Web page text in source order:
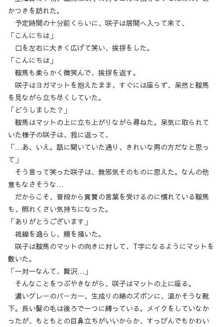
かつきを訪れた。
予定時間の十分前くらいに、咲子は居間へ入って来て、
「こんにちは」
口を左右に大きく広げて笑い、挨拶をした。
「こんにちは」
鞍馬も柔らかく微笑んで、挨拶を返す。
咲子はヨガマットを抱えたまま、すぐには座らず、呆然と鞍馬
を見ながら立ち尽くしていた。
「どうしました？」
鞍馬はマットの上に立ち上がりながら尋ねた。呆気に取られて
いた様子の咲子は、我に返って、
「…あ、いえ。話に聞いていた通り、きれいな男の方だなと思っ
て」
そう言って笑った咲子は、無邪気そのものに思えた。なんの他
意もなさそうな…
だからこそ、普段から賞賛の言葉を受けるのに慣れている鞍馬
も、照れくさい気持ちになった。
「ありがとうございます」
視線を逸らし、頬を掻いた。
咲子は鞍馬のマットの向きに対して、T字になるようにマットを
敷いた。
「一対一なんて、贅沢…」
そんなことをつぶやきながら、咲子はマットの上に座る。
濃いグレーのパーカー、生成りの綿のズボンに、温かそうな靴
下。長い髪の毛は後ろで一つに縛っている。メイクをしていなか
ったが、もともとの目鼻立ちがいいからか、すっぴんでもかわい